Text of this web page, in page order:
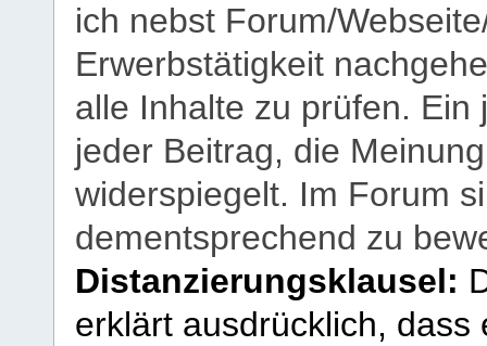
ich nebst Forum/
Erwerbstätigkeit
alle Inhalte zu prüfen.
jeder Beitrag, die
widerspiegelt. Im Forum
dementsprechend zu
Distanzierungsklausel:
erklärt ausdrücklich,